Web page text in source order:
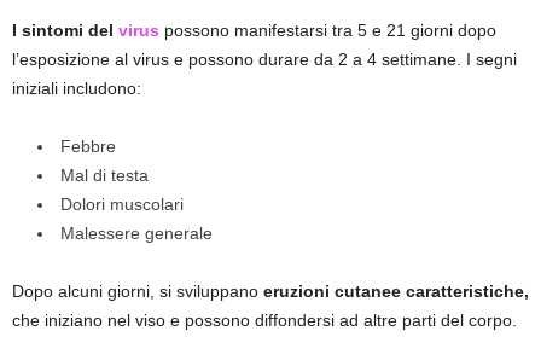
I sintomi del virus possono manifestarsi tra 5 e 21 giorni dopo
l’esposizione al virus e possono durare da 2 a 4 settimane. I segni
iniziali includono:
Febbre
Mal di testa
Dolori muscolari
Malessere generale
Dopo alcuni giorni, si sviluppano eruzioni cutanee caratteristiche,
che iniziano nel viso e possono diffondersi ad altre parti del corpo.